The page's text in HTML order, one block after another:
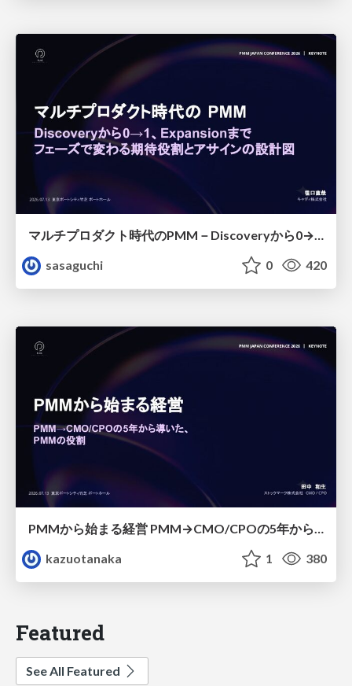
マルチプロダクト時代のPMM－Discoveryから0→1、Expansionまで フェーズで変わる期待役割とアサインの設計図
sasaguchi
0 420
kazuotanaka
1 380
Featured
See All Featured